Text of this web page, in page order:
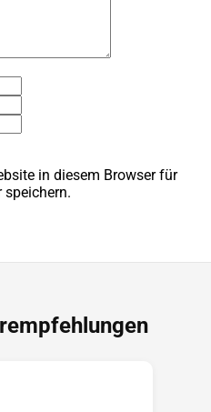
Mail
in diesem Browser für